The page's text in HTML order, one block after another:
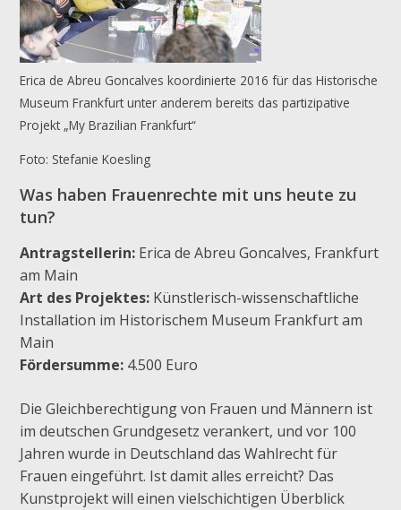
Erica de Abreu Goncalves koordinierte 2016 für das Historische
Museum Frankfurt unter anderem bereits das partizipative
Projekt „My Brazilian Frankfurt“
Foto: Stefanie Koesling
Was haben Frauenrechte mit uns heute zu
tun?
Antragstellerin: Erica de Abreu Goncalves, Frankfurt
am Main
Art des Projektes: Künstlerisch-wissenschaftliche
Installation im Historischem Museum Frankfurt am
Main
Fördersumme: 4.500 Euro
Die Gleichberechtigung von Frauen und Männern ist
im deutschen Grundgesetz verankert, und vor 100
Jahren wurde in Deutschland das Wahlrecht für
Frauen eingeführt. Ist damit alles erreicht? Das
Kunstprojekt will einen vielschichtigen Überblick